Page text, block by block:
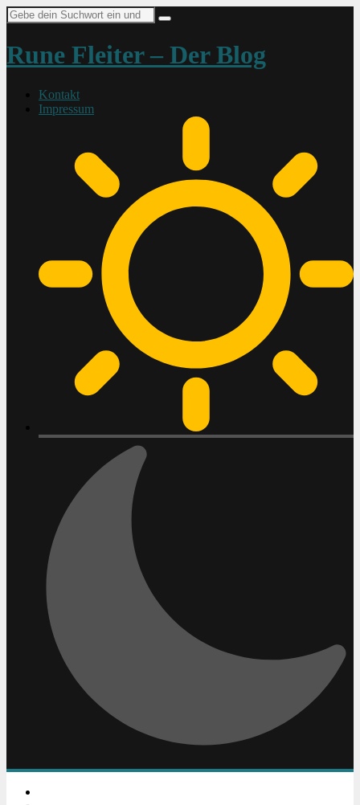
Suche
nach:
Rune Fleiter – Der Blog
Kontakt
Impressum